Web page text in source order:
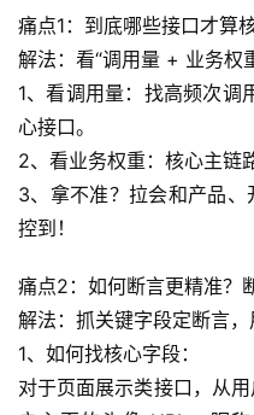
痛点1：到底哪些接口才算
解法：看“调用量 + 业务权
1、看调用量：找高频次调
心接口。
2、看业务权重：核心主链
3、拿不准？拉会和产品
控到！
痛点2：如何断言更精准？
解法：抓关键字段定断言
1、如何找核心字段：
对于页面展示类接口，从